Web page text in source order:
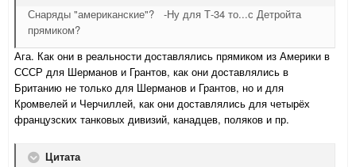
Снаряды "американские"? -Ну для Т-34 то...с Детройта
прямиком?
Ага. Как они в реальности доставлялись прямиком из Америки в
СССР для Шерманов и Грантов, как они доставлялись в
Британию не только для Шерманов и Грантов, но и для
Кромвелей и Черчиллей, как они доставлялись для четырёх
французских танковых дивизий, канадцев, поляков и пр.
Цитата